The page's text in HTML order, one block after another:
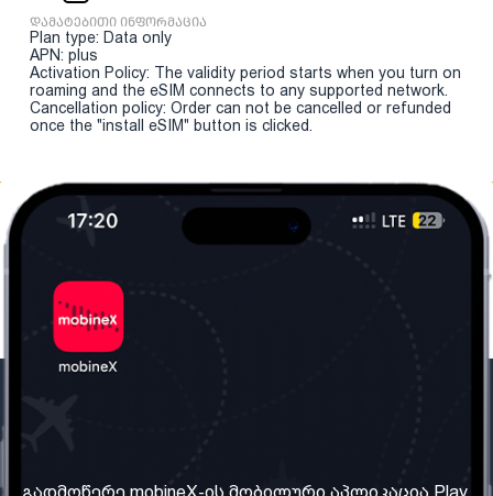
დამატებითი ინფორმაცია
Plan type: Data only
APN: plus
Activation Policy: The validity period starts when you turn on
roaming and the eSIM connects to any supported network.
Cancellation policy: Order can not be cancelled or refunded
once the "install eSIM" button is clicked.
ჩვენ შესახებ წესები და პირობები